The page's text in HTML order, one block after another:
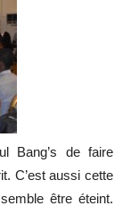
Bang’s de faire
C’est aussi cette
être éteint.